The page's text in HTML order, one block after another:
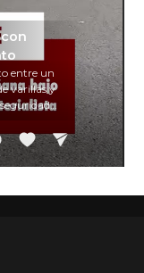
entre un
varillas y